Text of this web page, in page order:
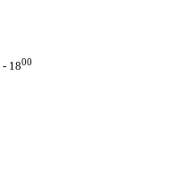
- 1800